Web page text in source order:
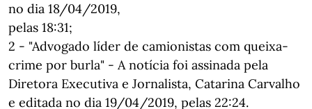
no dia 18/04/2019,
pelas 18:31;
2 - "Advogado líder de camionistas com queixa-
crime por burla" - A notícia foi assinada pela
Diretora Executiva e Jornalista, Catarina Carvalho
e editada no dia 19/04/2019, pelas 22:24.